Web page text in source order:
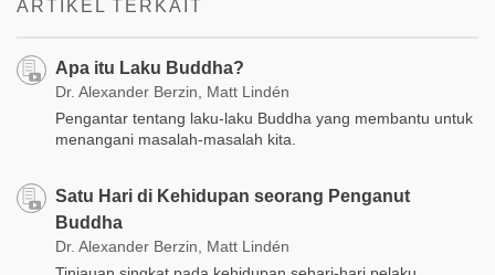
ARTIKEL TERKAIT
Apa itu Laku Buddha?
Dr. Alexander Berzin, Matt Lindén
Pengantar tentang laku-laku Buddha yang membantu untuk
menangani masalah-masalah kita.
Satu Hari di Kehidupan seorang Penganut
Buddha
Dr. Alexander Berzin, Matt Lindén